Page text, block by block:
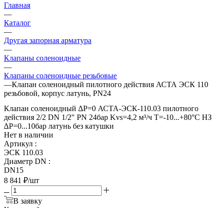
Главная
—
Каталог
—
Другая запорная арматура
—
Клапаны соленоидные
—
Клапаны соленоидные резьбовые
—Клапан соленоидный пилотного действия АСТА ЭСК 110
резьбовой, корпус латунь, PN24
Клапан соленоидный ∆Р=0 АСТА-ЭСК-110.03 пилотного
действия 2/2 DN 1/2" PN 24бар Kvs=4,2 м³/ч Т=-10...+80°С НЗ
∆Р=0...10бар латунь без катушки
Нет в наличии
Артикул :
ЭСК 110.03
Диаметр DN :
DN15
8 841 ₽/шт
В заявку